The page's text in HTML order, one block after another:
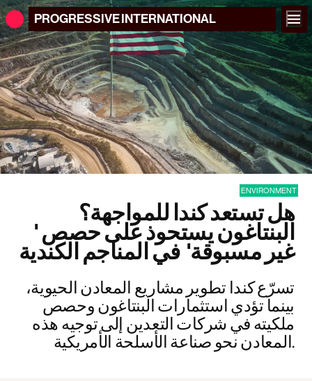
PROGRESSIVEINTERNATIONAL
ENVIRONMENT
هل تستعد كندا للمواجهة؟
البنتاغون يستحوذ على حصص '
غير مسبوقة' في المناجم الكندية
تسرّع كندا تطوير مشاريع المعادن الحيوية،
بينما تؤدي استثمارات البنتاغون وحصص
ملكيته في شركات التعدين إلى توجيه هذه
المعادن نحو صناعة الأسلحة الأمريكية.